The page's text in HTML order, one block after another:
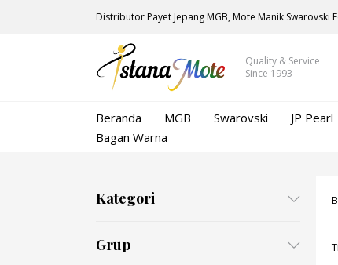
Distributor Payet Jepang MGB, Mote Manik Swarovski
Quality & Service
Since 1993
Beranda MGB Swarovski JP Pearl
Bagan Warna
Kategori
Grup